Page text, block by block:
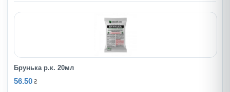
Брунька р.к. 20мл
56.50 ₴